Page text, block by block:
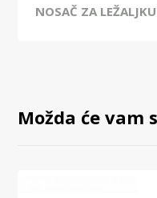
NOSAČ ZA LEŽALJKU
Možda će